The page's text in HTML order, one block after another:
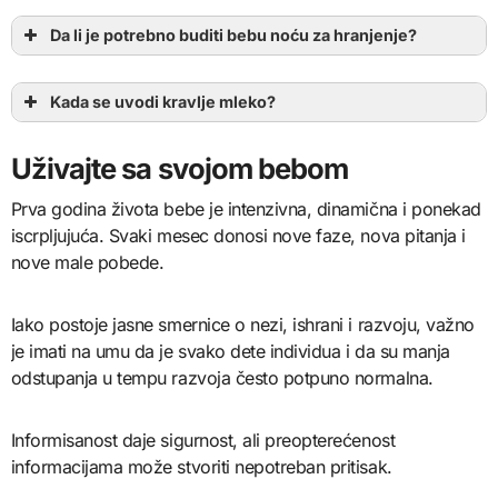
Da li je potrebno buditi bebu noću za hranjenje?
Kada se uvodi kravlje mleko?
Uživajte sa svojom bebom
Prva godina života bebe je intenzivna, dinamična i ponekad
iscrpljujuća. Svaki mesec donosi nove faze, nova pitanja i
nove male pobede.
Iako postoje jasne smernice o nezi, ishrani i razvoju, važno
je imati na umu da je svako dete individua i da su manja
odstupanja u tempu razvoja često potpuno normalna.
Informisanost daje sigurnost, ali preopterećenost
informacijama može stvoriti nepotreban pritisak.